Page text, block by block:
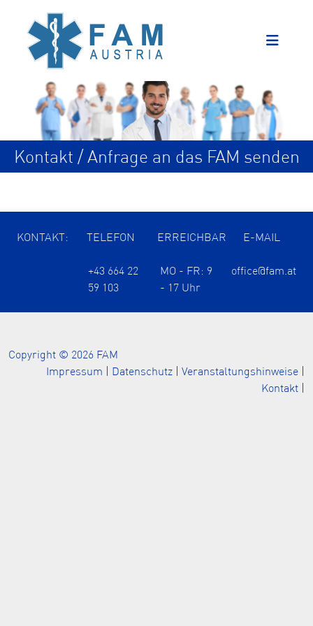
Kontakt / Anfrage an das FAM senden
KONTAKT: TELEFON ERREICHBAR E-MAIL
+43 664 22
59 103
MO - FR: 9
- 17 Uhr
office@fam.at
Copyright © 2026 FAM
Impressum
Datenschutz Veranstaltungshinweise
Kontakt